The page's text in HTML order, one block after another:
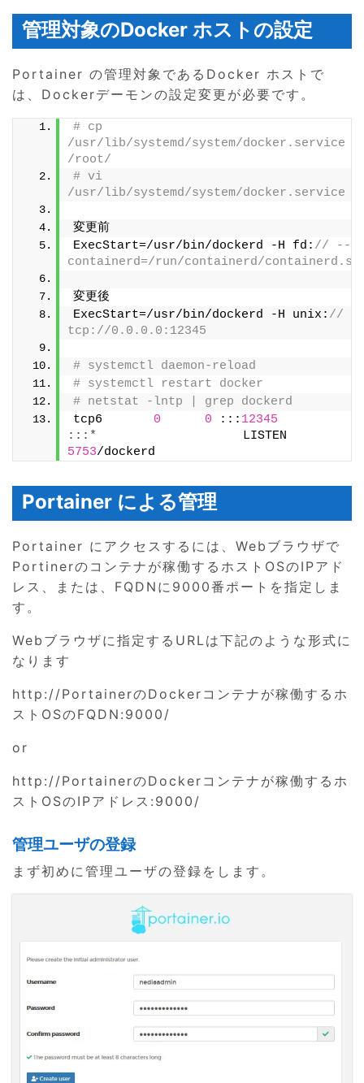
管理対象のDocker ホストの設定
Portainer の管理対象であるDocker ホストで
は、Dockerデーモンの設定変更が必要です。
# cp
/usr/lib/systemd/system/docker.service
/root/
# vi
/usr/lib/systemd/system/docker.service
変更前
ExecStart=/usr/bin/dockerd -H fd: // --
containerd=/run/containerd/
変更後
ExecStart=/usr/bin/dockerd -H unix: // -
tcp://0.0.0.0:12345
# systemctl daemon-reload
# systemctl restart docker
# netstat -lntp | grep dockerd
tcp6 0 0 ::: 12345
:::*
5753/dockerd
Portainer による管理
Portainer にアクセスするには、Webブラウザで
Portinerのコンテナが稼働するホストOSのIPアド
レス、または、FQDNに9000番ポートを指定しま
す。
Webブラウザに指定するURLは下記のような形式に
なります
http://PortainerのDockerコンテナが稼働するホ
ストOSのFQDN:9000/
or
http://PortainerのDockerコンテナが稼働するホ
ストOSのIPアドレス:9000/
管理ユーザの登録
まず初めに管理ユーザの登録をします。